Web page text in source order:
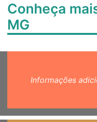
Conheça
MG
Informações